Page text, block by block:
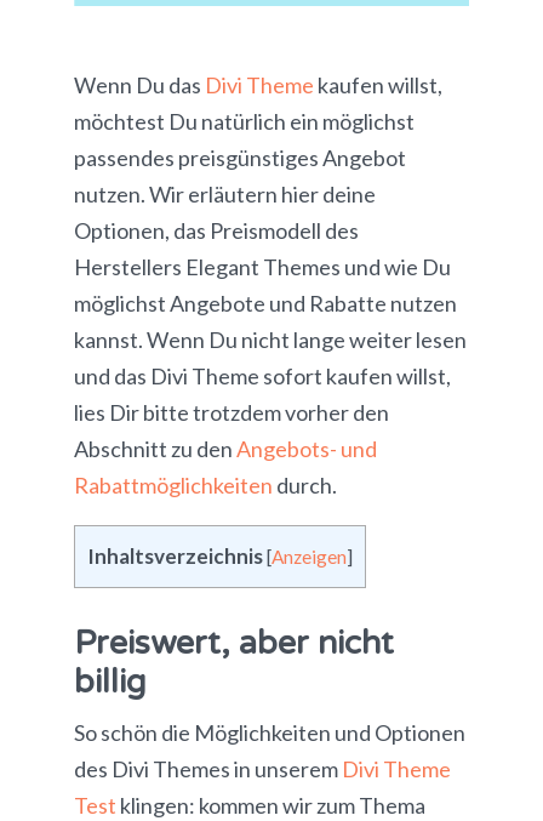
Wenn Du das Divi Theme kaufen willst,
möchtest Du natürlich ein möglichst
passendes preisgünstiges Angebot
nutzen. Wir erläutern hier deine
Optionen, das Preismodell des
Herstellers Elegant Themes und wie Du
möglichst Angebote und Rabatte nutzen
kannst. Wenn Du nicht lange weiter lesen
und das Divi Theme sofort kaufen willst,
lies Dir bitte trotzdem vorher den
Abschnitt zu denAngebots- und
Rabattmöglichkeiten durch.
Inhaltsverzeichnis [Anzeigen]
Preiswert, aber nicht
billig
So schön die Möglichkeiten und Optionen
des Divi Themes in unserem Divi Theme
Test klingen: kommen wir zum Thema